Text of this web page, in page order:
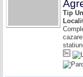
Tip